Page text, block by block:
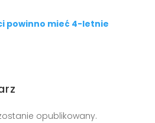
powinno mieć 4-letnie
opublikowany.